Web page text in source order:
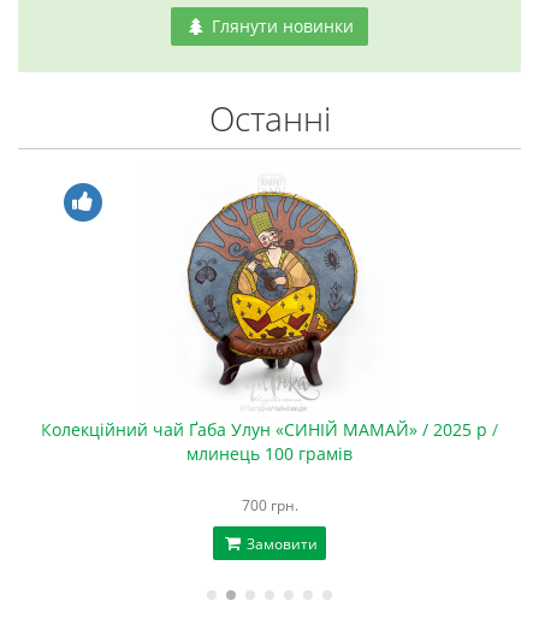
Глянути новинки
Останні
Колекційний чай Ґаба Улун «СИНІЙ МАМАЙ» / 2025 р /
млинець 100 грамів
700 грн.
Замовити